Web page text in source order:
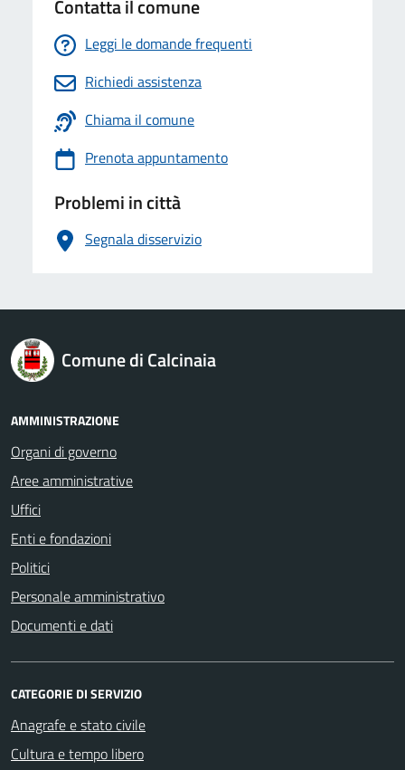
Contatta il comune
Leggi le domande frequenti
Richiedi assistenza
Chiama il comune
Prenota appuntamento
Problemi in città
Segnala disservizio
logo Unione Europea
Comune di Calcinaia
AMMINISTRAZIONE
Organi di governo
Aree amministrative
Uffici
Enti e fondazioni
Politici
Personale amministrativo
Documenti e dati
CATEGORIE DI SERVIZIO
Anagrafe e stato civile
Cultura e tempo libero